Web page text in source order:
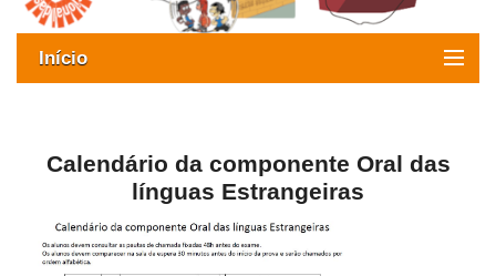
Início
Oferta formativa
ESAQ sem Bullying
Calendário da componente Oral das
línguas Estrangeiras